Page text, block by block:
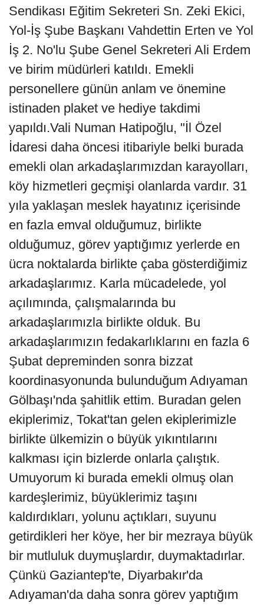
Sendikası Eğitim Sekreteri Sn. Zeki Ekici,
Yol-İş Şube Başkanı Vahdettin Erten ve Yol
İş 2. No'lu Şube Genel Sekreteri Ali Erdem
ve birim müdürleri katıldı. Emekli
personellere günün anlam ve önemine
istinaden plaket ve hediye takdimi
yapıldı.Vali Numan Hatipoğlu, "İl Özel
İdaresi daha öncesi itibariyle belki burada
emekli olan arkadaşlarımızdan karayolları,
köy hizmetleri geçmişi olanlarda vardır. 31
yıla yaklaşan meslek hayatınız içerisinde
en fazla emval olduğumuz, birlikte
olduğumuz, görev yaptığımız yerlerde en
ücra noktalarda birlikte çaba gösterdiğimiz
arkadaşlarımız. Karla mücadelede, yol
açılımında, çalışmalarında bu
arkadaşlarımızla birlikte olduk. Bu
arkadaşlarımızın fedakarlıklarını en fazla 6
Şubat depreminden sonra bizzat
koordinasyonunda bulunduğum Adıyaman
Gölbaşı'nda şahitlik ettim. Buradan gelen
ekiplerimiz, Tokat'tan gelen ekiplerimizle
birlikte ülkemizin o büyük yıkıntılarını
kalkması için bizlerde onlarla çalıştık.
Umuyorum ki burada emekli olmuş olan
kardeşlerimiz, büyüklerimiz taşını
kaldırdıkları, yolunu açtıkları, suyunu
getirdikleri her köye, her bir mezraya büyük
bir mutluluk duymuşlardır, duymaktadırlar.
Çünkü Gaziantep'te, Diyarbakır'da
Adıyaman'da daha sonra görev yaptığım